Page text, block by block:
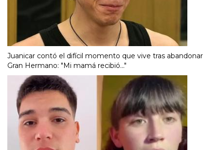
Juanicar contó el difícil momento que vive tras abandonar
Gran Hermano: "Mi mamá recibió..."